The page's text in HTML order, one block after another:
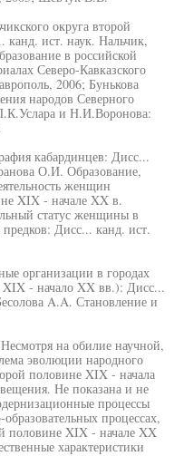
округа второй
ист. наук. Нальчик,
в российской
Северо-Кавказского
2006; Бунькова
народов Северного
и Н.И.Воронова:
кабардинцев: Дисс...
О.И. Образование,
женщин
XIX - начале XX в.
статус женщины в
Дисс... канд. ист.
организации в городах
XIX - начало XX вв.): Дисс...
A.A. Становление и
на обилие научной,
эволюции народного
половине XIX - начала
Не показана и не
процессы
процессах,
половине XIX - начале XX
характеристики